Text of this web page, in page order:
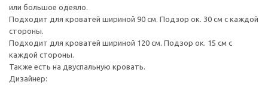
или большое одеяло.
Подходит для кроватей шириной 90 см. Подзор ок. 30 см с каждой
стороны.
Подходит для кроватей шириной 120 см. Подзор ок. 15 см с
каждой стороны.
Также есть на двуспальную кровать.
Дизайнер: